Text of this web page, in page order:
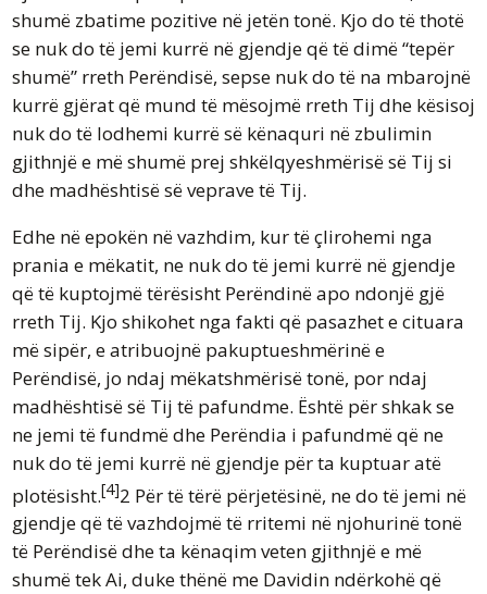
shumë zbatime pozitive në jetën tonë. Kjo do të thotë
se nuk do të jemi kurrë në gjendje që të dimë “tepër
shumë” rreth Perëndisë, sepse nuk do të na mbarojnë
kurrë gjërat që mund të mësojmë rreth Tij dhe kësisoj
nuk do të lodhemi kurrë së kënaquri në zbulimin
gjithnjë e më shumë prej shkëlqyeshmërisë së Tij si
dhe madhështisë së veprave të Tij.
Edhe në epokën në vazhdim, kur të çlirohemi nga
prania e mëkatit, ne nuk do të jemi kurrë në gjendje
që të kuptojmë tërësisht Perëndinë apo ndonjë gjë
rreth Tij. Kjo shikohet nga fakti që pasazhet e cituara
më sipër, e atribuojnë pakuptueshmërinë e
Perëndisë, jo ndaj mëkatshmërisë tonë, por ndaj
madhështisë së Tij të pafundme. Është për shkak se
ne jemi të fundmë dhe Perëndia i pafundmë që ne
nuk do të jemi kurrë në gjendje për ta kuptuar atë
plotësisht.[4]2 Për të tërë përjetësinë, ne do të jemi në
gjendje që të vazhdojmë të rritemi në njohurinë tonë
të Perëndisë dhe ta kënaqim veten gjithnjë e më
shumë tek Ai, duke thënë me Davidin ndërkohë që